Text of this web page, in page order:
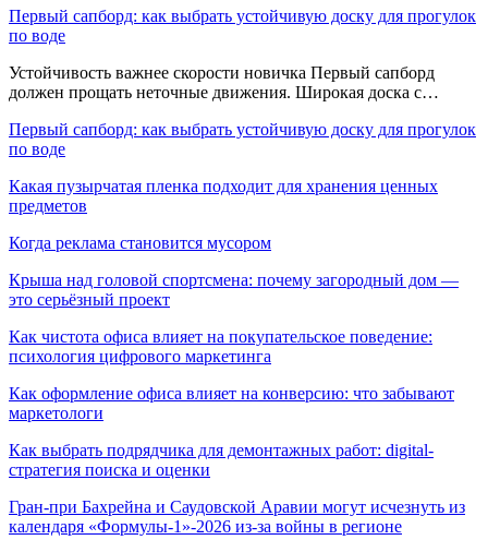
Первый сапборд: как выбрать устойчивую доску для прогулок
по воде
Устойчивость важнее скорости новичка Первый сапборд
должен прощать неточные движения. Широкая доска с…
Первый сапборд: как выбрать устойчивую доску для прогулок
по воде
Какая пузырчатая пленка подходит для хранения ценных
предметов
Когда реклама становится мусором
Крыша над головой спортсмена: почему загородный дом —
это серьёзный проект
Как чистота офиса влияет на покупательское поведение:
психология цифрового маркетинга
Как оформление офиса влияет на конверсию: что забывают
маркетологи
Как выбрать подрядчика для демонтажных работ: digital-
стратегия поиска и оценки
Гран-при Бахрейна и Саудовской Аравии могут исчезнуть из
календаря «Формулы-1»-2026 из-за войны в регионе